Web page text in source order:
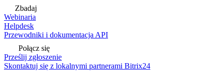
Zbadaj
Webinaria
Helpdesk
Przewodniki i dokumentacja API
Połącz się
Prześlij zgłoszenie
Skontaktuj się z lokalnymi partnerami Bitrix24